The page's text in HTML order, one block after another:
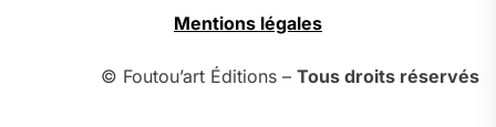
Mentions légales
© Foutou’art Éditions – Tous droits réservés